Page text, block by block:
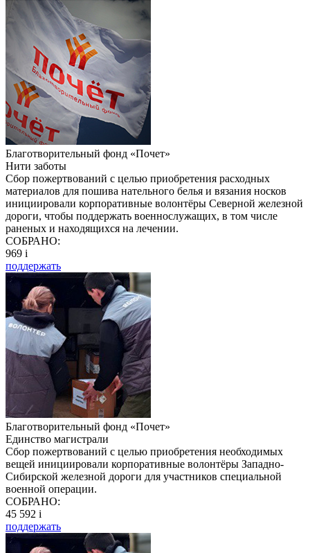
Благотворительный фонд «Почет»
Нити заботы
Сбор пожертвований с целью приобретения расходных
материалов для пошива нательного белья и вязания носков
инициировали корпоративные волонтёры Северной железной
дороги, чтобы поддержать военнослужащих, в том числе
раненых и находящихся на лечении.
СОБРАНО:
969 i
поддержать
Благотворительный фонд «Почет»
Единство магистрали
Сбор пожертвований с целью приобретения необходимых
вещей инициировали корпоративные волонтёры Западно-
Сибирской железной дороги для участников специальной
военной операции.
СОБРАНО:
45 592 i
поддержать